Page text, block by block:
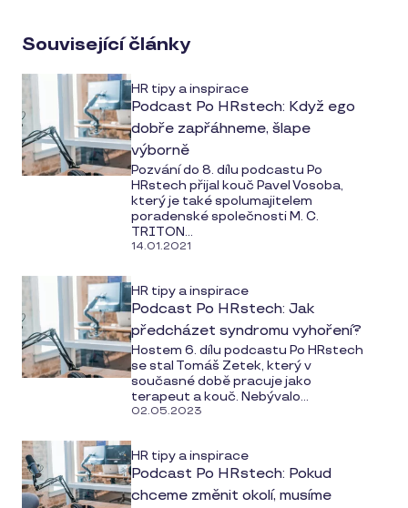
media
Související články
HR tipy a inspirace
Podcast Po HRstech: Když ego
dobře zapřáhneme, šlape
výborně
Pozvání do 8. dílu podcastu Po
HRstech přijal kouč Pavel Vosoba,
který je také spolumajitelem
poradenské společnosti M. C.
TRITON...
14.01.2021
HR tipy a inspirace
Podcast Po HRstech: Jak
předcházet syndromu vyhoření?
Hostem 6. dílu podcastu Po HRstech
se stal Tomáš Zetek, který v
současné době pracuje jako
terapeut a kouč. Nebývalo...
02.05.2023
HR tipy a inspirace
Podcast Po HRstech: Pokud
chceme změnit okolí, musíme